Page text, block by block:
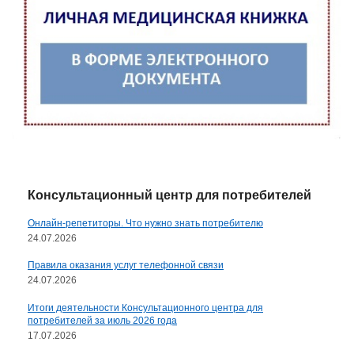
Консультационный центр для потребителей
Онлайн-репетиторы. Что нужно знать потребителю
24.07.2026
Правила оказания услуг телефонной связи
24.07.2026
Итоги деятельности Консультационного центра для
потребителей за июль 2026 года
17.07.2026